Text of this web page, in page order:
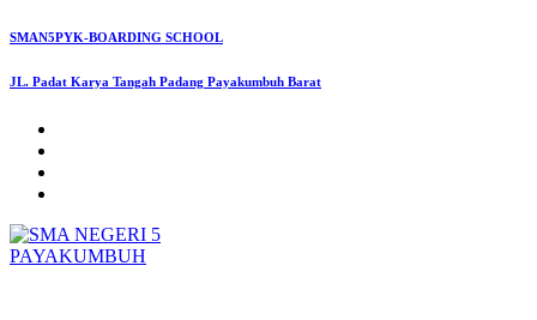
Skip
content
SMAN5PYK-BOARDING SCHOOL
JL. Padat Karya Tangah Padang Payakumbuh Barat